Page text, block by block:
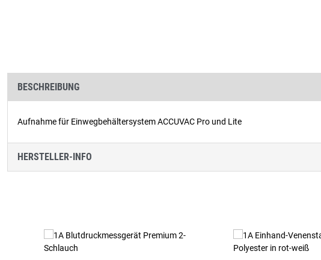
BESCHREIBUNG
Aufnahme für Einwegbehältersystem ACCUVAC Pro und Lite
HERSTELLER-INFO